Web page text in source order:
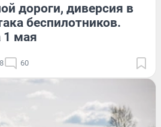
дороги, диверсия в
беспилотников.
1 мая
60